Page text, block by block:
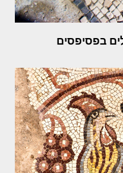
בפסיפסים